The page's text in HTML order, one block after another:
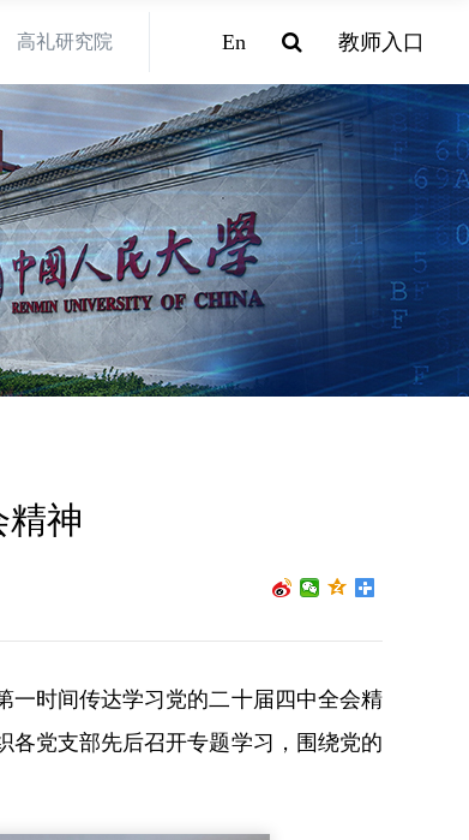
高礼研究院 En 教师入口
精神
一时间传达学习党的二十届四中全会精
各党支部先后召开专题学习，围绕党的